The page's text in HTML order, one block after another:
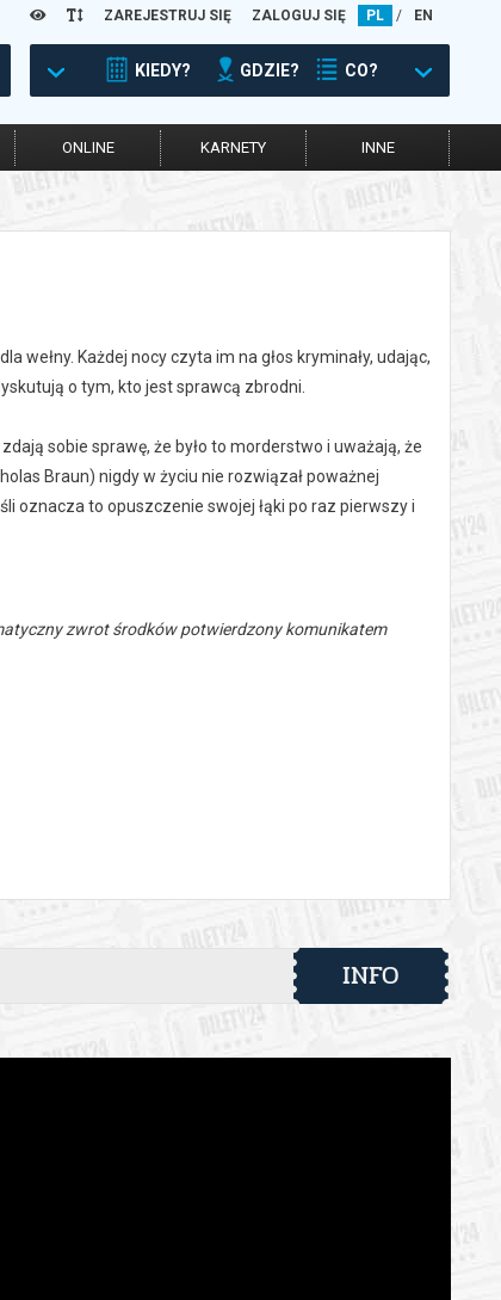
ZAREJESTRUJ SIĘ ZALOGUJ SIĘ PL / EN
KIEDY? GDZIE? CO?
ONLINE KARNETY INNE
wełny. Każdej nocy czyta im na głos kryminały, udając,
o tym, kto jest sprawcą zbrodni.
sobie sprawę, że było to morderstwo i uważają, że
Braun) nigdy w życiu nie rozwiązał poważnej
oznacza to opuszczenie swojej łąki po raz pierwszy i
zwrot środków potwierdzony komunikatem
INFO